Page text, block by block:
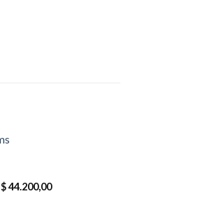
El
precio
$44.200,00El